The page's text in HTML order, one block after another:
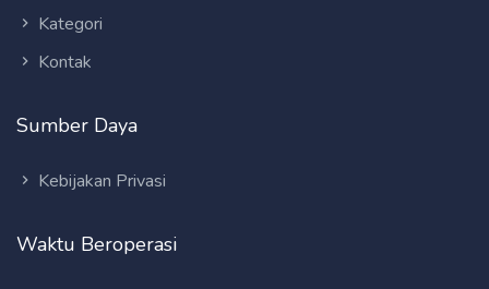
Kategori
Kontak
Sumber Daya
Kebijakan Privasi
Waktu Beroperasi